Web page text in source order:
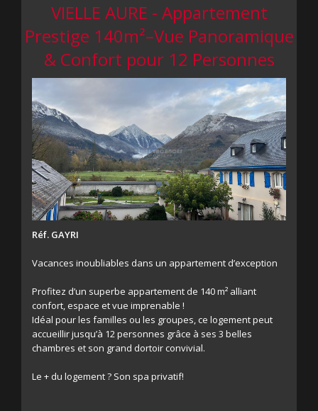
VIELLE AURE - Appartement
Prestige 140m²–Vue Panoramique
& Confort pour 12 Personnes
Réf. GAYRI
Vacances inoubliables dans un appartement d’exception
Profitez d’un superbe appartement de 140 m² alliant
confort, espace et vue imprenable !
Idéal pour les familles ou les groupes, ce logement peut
accueillir jusqu’à 12 personnes grâce à ses 3 belles
chambres et son grand dortoir convivial.
Le + du logement ? Son spa privatif!